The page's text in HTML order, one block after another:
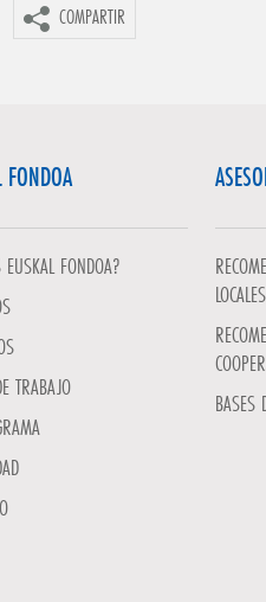
COMPARTIR
FONDOA
FONDOA?
TRABAJO
BASES